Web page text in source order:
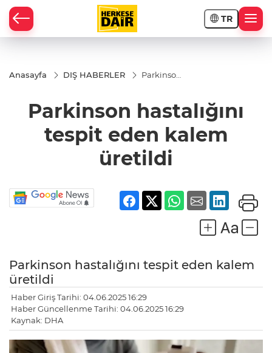
TR
Anasayfa DIŞ HABERLER
Parkinson
kalem
Parkinson hastalığını
tespit eden kalem
üretildi
Parkinson hastalığını tespit eden kalem
üretildi
Haber Giriş Tarihi: 04.06.2025 16:29
Haber Güncellenme Tarihi: 04.06.2025 16:29
Kaynak: DHA